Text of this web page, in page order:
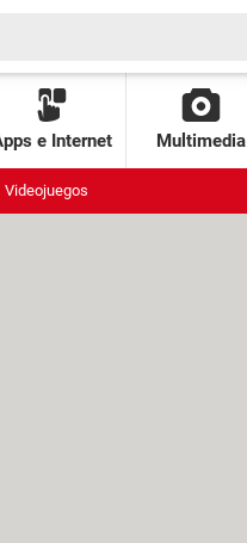
e Internet Multimedia
Videojuegos